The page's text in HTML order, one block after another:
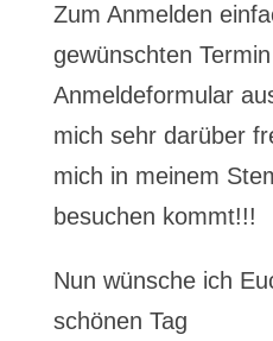
Zum Anmelden
gewünschten
Anmeldeformular
mich sehr darüber
mich in meinem
besuchen kommt!!!
Nun wünsche ich
schönen Tag